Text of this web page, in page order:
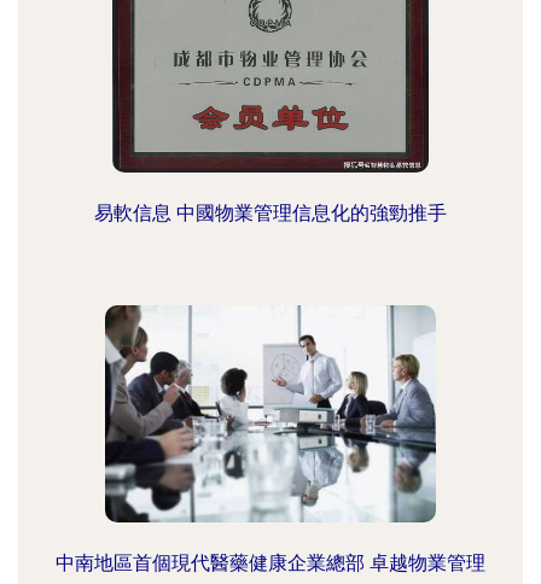
易軟信息 中國物業管理信息化的強勁推手
中南地區首個現代醫藥健康企業總部 卓越物業管理